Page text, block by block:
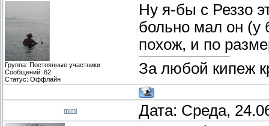
Группа: Постоянные участники
Сообщений: 62
Статус: Оффлайн
Ну я-бы с Реззо
больно мал он (у
похож, и по
За любой кипеж
mimi Дата: Среда,